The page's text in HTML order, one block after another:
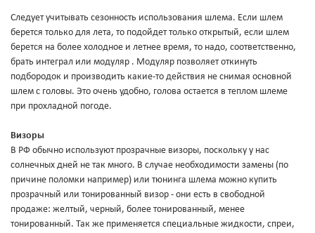
Следует учитывать сезонность использования шлема. Если шлем
берется только для лета, то подойдет только открытый, если шлем
берется на более холодное и летнее время, то надо, соответственно,
брать интеграл или модуляр . Модуляр позволяет откинуть
подбородок и производить какие-то действия не снимая основной
шлем с головы. Это очень удобно, голова остается в теплом шлеме
при прохладной погоде.
Визоры
В РФ обычно используют прозрачные визоры, поскольку у нас
солнечных дней не так много. В случае необходимости замены (по
причине поломки например) или тюнинга шлема можно купить
прозрачный или тонированный визор - они есть в свободной
продаже: желтый, черный, более тонированный, менее
тонированный. Так же применяется специальные жидкости, спреи,